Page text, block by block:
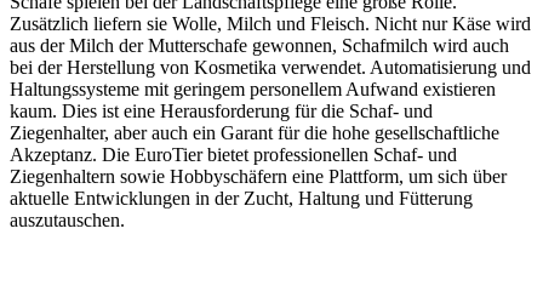
Zusätzlich liefern sie Wolle, Milch und Fleisch. Nicht nur Käse wird
aus der Milch der Mutterschafe gewonnen, Schafmilch wird auch
bei der Herstellung von Kosmetika verwendet. Automatisierung und
Haltungssysteme mit geringem personellem Aufwand existieren
kaum. Dies ist eine Herausforderung für die Schaf- und
Ziegenhalter, aber auch ein Garant für die hohe gesellschaftliche
Akzeptanz. Die EuroTier bietet professionellen Schaf- und
Ziegenhaltern sowie Hobbyschäfern eine Plattform, um sich über
aktuelle Entwicklungen in der Zucht, Haltung und Fütterung
auszutauschen.